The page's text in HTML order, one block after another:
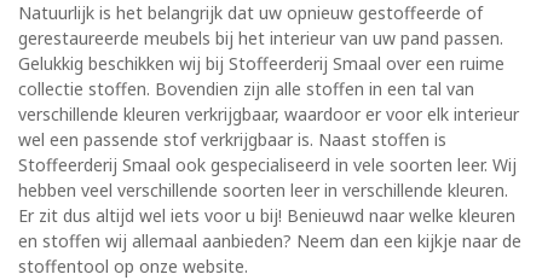
Natuurlijk is het belangrijk dat uw opnieuw gestoffeerde of
gerestaureerde meubels bij het interieur van uw pand passen.
Gelukkig beschikken wij bij Stoffeerderij Smaal over een ruime
collectie stoffen. Bovendien zijn alle stoffen in een tal van
verschillende kleuren verkrijgbaar, waardoor er voor elk interieur
wel een passende stof verkrijgbaar is. Naast stoffen is
Stoffeerderij Smaal ook gespecialiseerd in vele soorten leer. Wij
hebben veel verschillende soorten leer in verschillende kleuren.
Er zit dus altijd wel iets voor u bij! Benieuwd naar welke kleuren
en stoffen wij allemaal aanbieden? Neem dan een kijkje naar de
stoffentool op onze website.